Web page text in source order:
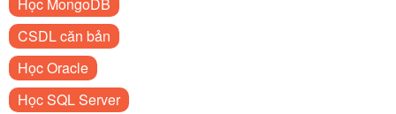
CSDL căn bản
Học Oracle
Học SQL Server